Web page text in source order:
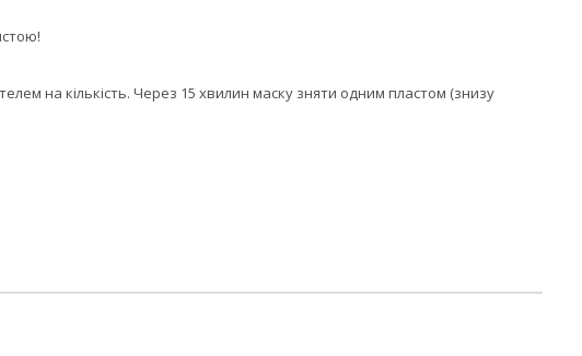
на кількість. Через 15 хвилин маску зняти одним пластом (знизу